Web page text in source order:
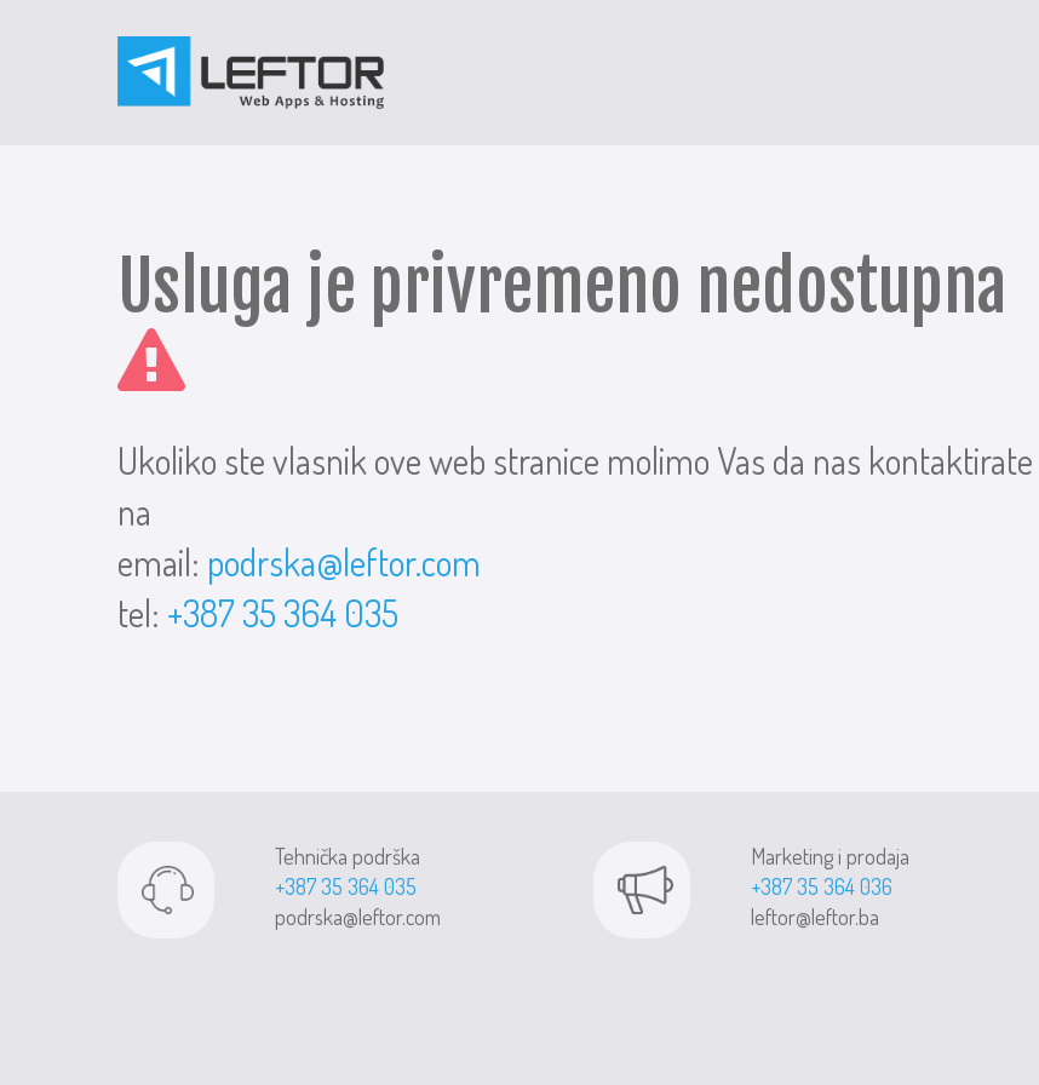
Usluga je privremeno nedostupna
Ukoliko ste vlasnik ove web stranice molimo Vas da nas kontaktirate
na
email: podrska@leftor.com
tel: +387 35 364 035
Tehnička podrška
+387 35 364 035
podrska@leftor.com
Marketing i prodaja
+387 35 364 036
leftor@leftor.ba